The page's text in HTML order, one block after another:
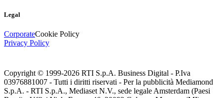
Legal
CorporateCookie Policy
Privacy Policy
Copyright © 1999-2026 RTI S.p.A. Business Digital - P.Iva
03976881007 - Tutti i diritti riservati - Per la pubblicità Mediamond
S.p.A. - RTI S.p.A., Mediaset N.V., sede legale Amsterdam (Paesi